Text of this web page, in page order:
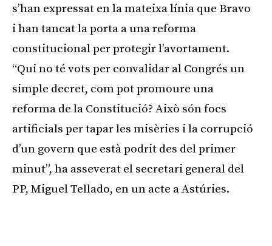
s’han expressat en la mateixa línia que Bravo
i han tancat la porta a una reforma
constitucional per protegir l’avortament.
“Qui no té vots per convalidar al Congrés un
simple decret, com pot promoure una
reforma de la Constitució? Això són focs
artificials per tapar les misèries i la corrupció
d’un govern que està podrit des del primer
minut”, ha asseverat el secretari general del
PP, Miguel Tellado, en un acte a Astúries.